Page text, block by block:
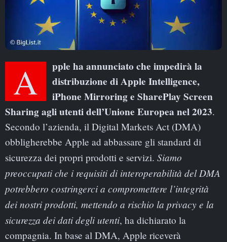
Apple ha annunciato che impedirà la
distribuzione di Apple Intelligence,
iPhone Mirroring e SharePlay Screen
Sharing agli utenti dell’Unione Europea nel 2023.
Secondo l’azienda, il Digital Markets Act (DMA)
obbligherebbe Apple ad abbassare gli standard di
sicurezza dei propri prodotti e servizi. Siamo
preoccupati che i requisiti di interoperabilità del DMA
potrebbero costringerci a compromettere l’integrità
dei nostri prodotti, mettendo a rischio la privacy e la
sicurezza dei dati degli utenti, ha dichiarato la
compagnia. In base al DMA, Apple riceverà